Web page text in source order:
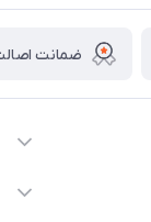
ضمانت